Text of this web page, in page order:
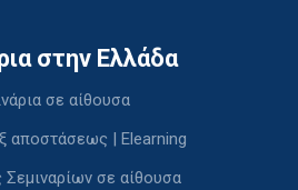
στην Ελλάδα
σε αίθουσα
αποστάσεως | Elearning
Σεμιναρίων σε αίθουσα